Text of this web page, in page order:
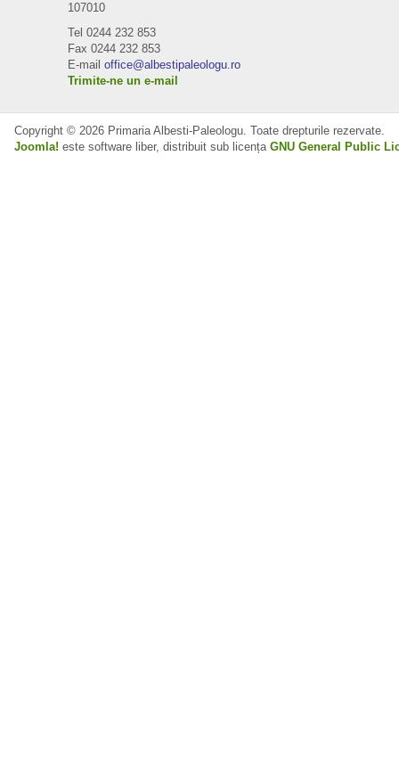
107010
Tel 0244 232 853
Fax 0244 232 853
E-mail office@albestipaleologu.ro
Trimite-ne un e-mail
Copyright © 2026 Primaria Albesti-Paleologu. Toate drepturile rezervate.
Joomla! este software liber, distribuit sub licența GNU General Public